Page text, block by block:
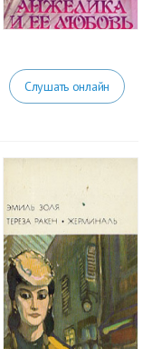
Слушать онлайн